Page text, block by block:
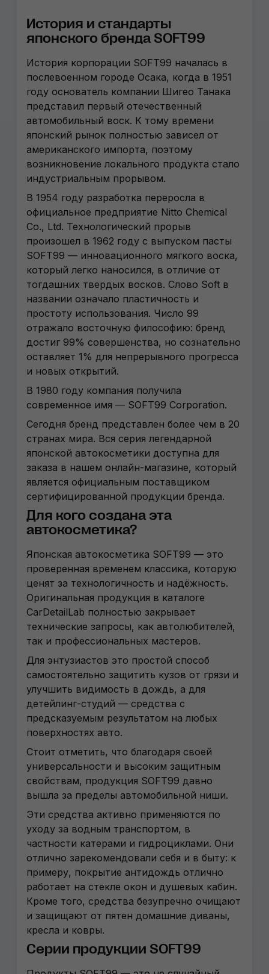
История и стандарты
японского бренда SOFT99
История корпорации SOFT99 началась в
послевоенном городе Осака, когда в 1951
году основатель компании Шигео Танака
представил первый отечественный
автомобильный воск. К тому времени
японский рынок полностью зависел от
американского импорта, поэтому
возникновение локального продукта стало
индустриальным прорывом.
В 1954 году разработка переросла в
официальное предприятие Nitto Chemical
Co., Ltd. Технологический прорыв
произошел в 1962 году с выпуском пасты
SOFT99 — инновационного мягкого воска,
который легко наносился, в отличие от
тогдашних твердых восков. Слово Soft в
названии означало пластичность и
простоту использования. Число 99
отражало восточную философию: бренд
достиг 99% совершенства, но сознательно
оставляет 1% для непрерывного прогресса
и новых открытий.
В 1980 году компания получила
современное имя — SOFT99 Corporation.
Сегодня бренд представлен более чем в 20
странах мира. Вся серия легендарной
японской автокосметики доступна для
заказа в нашем онлайн-магазине, который
является официальным поставщиком
сертифицированной продукции бренда.
Для кого создана эта
автокосметика?
Японская автокосметика SOFT99 — это
проверенная временем классика, которую
ценят за технологичность и надёжность.
Оригинальная продукция в каталоге
CarDetailLab полностью закрывает
технические запросы, как автолюбителей,
так и профессиональных мастеров.
Для энтузиастов это простой способ
самостоятельно защитить кузов от грязи и
улучшить видимость в дождь, а для
детейлинг-студий — средства с
предсказуемым результатом на любых
поверхностях авто.
Стоит отметить, что благодаря своей
универсальности и высоким защитным
свойствам, продукция SOFT99 давно
вышла за пределы автомобильной ниши.
Эти средства активно применяются по
уходу за водным транспортом, в
частности катерами и гидроциклами. Они
отлично зарекомендовали себя и в быту: к
примеру, покрытие антидождь отлично
работает на стекле окон и душевых кабин.
Кроме того, средства безупречно очищают
и защищают от пятен домашние диваны,
кресла и ковры.
Серии продукции SOFT99